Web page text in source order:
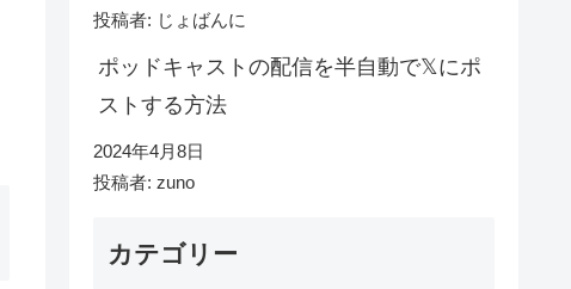
投稿者: じょばんに
ポッドキャストの配信を半自動で𝕏にポ
ストする方法
2024年4月8日
投稿者: zuno
カテゴリー